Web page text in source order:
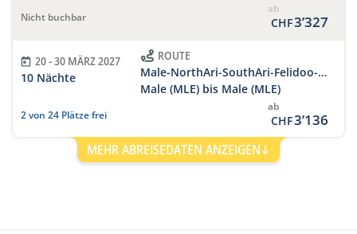
ab
CHF3’327
Nicht buchbar
20 - 30 MÄRZ 2027
10 Nächte
ROUTE
Male-NorthAri-SouthAri-Felidoo-SouthMale-Male
Male (MLE) bis Male (MLE)
ab
CHF3’136
2 von 24 Plätze frei
MEHR ABREISEDATEN ANZEIGEN